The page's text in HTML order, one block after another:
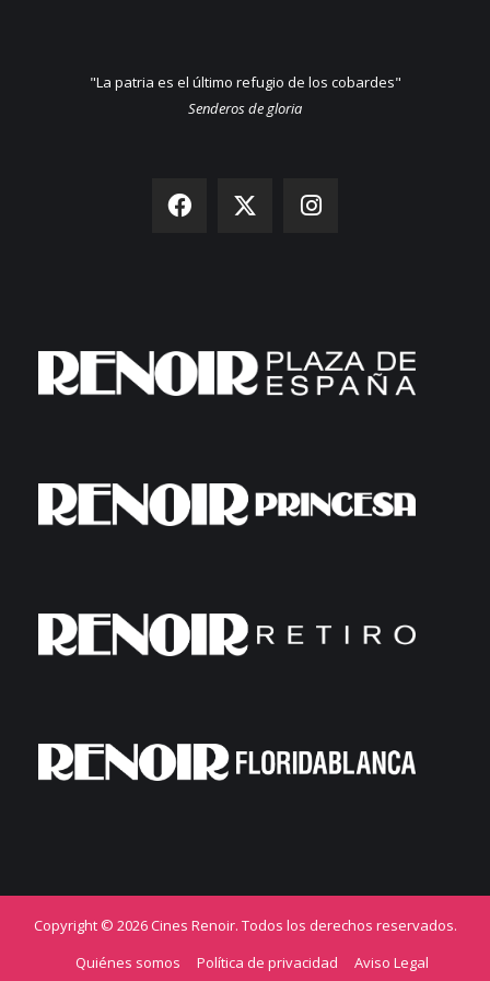
"La patria es el último refugio de los cobardes"
Senderos de gloria
Copyright © 2026 Cines Renoir. Todos los derechos reservados.
Quiénes somos
Política de privacidad Aviso Legal